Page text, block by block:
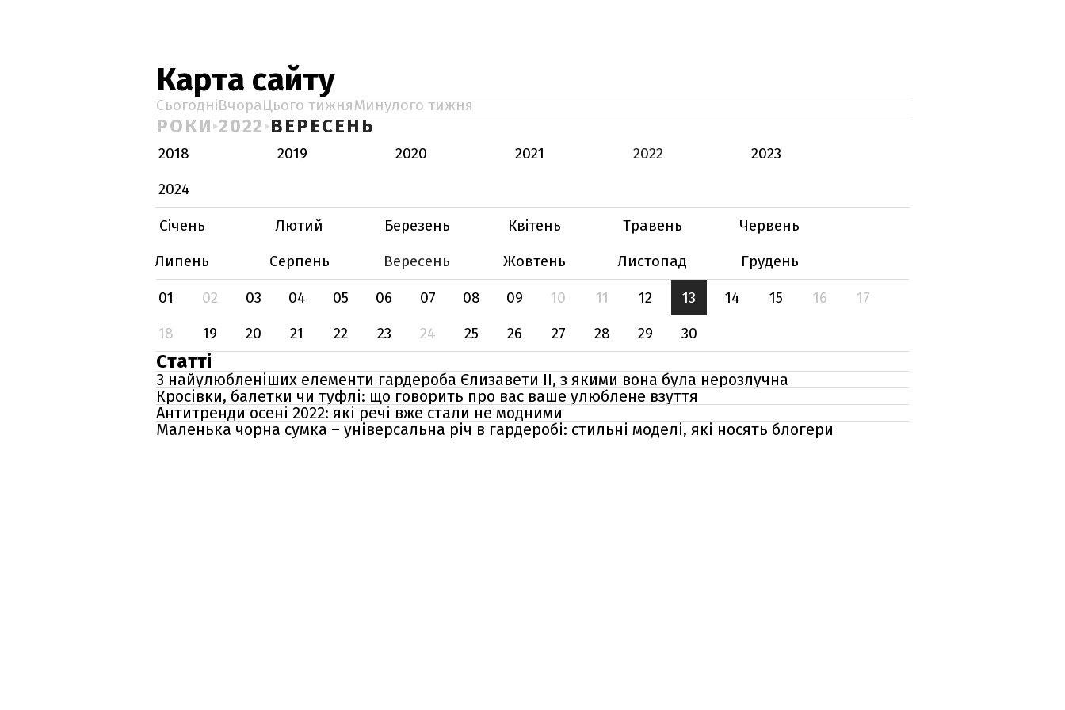
Карта сайту
СьогодніВчораЦього тижняМинулого тижня
РОКИ 2022 ВЕРЕСЕНЬ
2018 2019 2020 2021 2022
2023
2024
Січень
Лютий Березень Квітень Травень
Червень
Липень
Серпень Вересень Жовтень Листопад
Грудень
01
02 03 04 05 06 07 08 09 10 11 12 13 14 15 16
17
18
19 20 21 22 23 24 25 26 27 28 29 30
Статті
3 найулюбленіших елементи гардероба Єлизавети II, з якими вона була нерозлучна
Кросівки, балетки чи туфлі: що говорить про вас ваше улюблене взуття
Антитренди осені 2022: які речі вже стали не модними
Маленька чорна сумка – універсальна річ в гардеробі: стильні моделі, які носять блогери